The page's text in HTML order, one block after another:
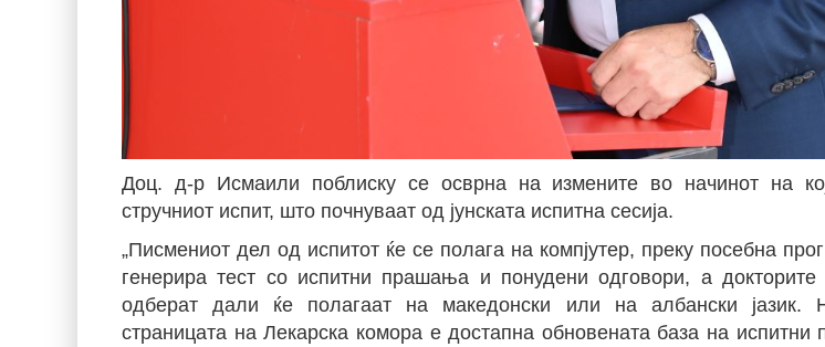
Доц. д-р Исмаили поблиску се осврна на измените во начинот на
стручниот испит, што почнуваат од јунската испитна сесија.
„Писмениот дел од испитот ќе се полага на компјутер, преку посебна
генерира тест со испитни прашања и понудени одговори, а
одберат дали ќе полагаат на македонски или на албански јазик.
страницата на Лекарска комора е достапна обновената база на